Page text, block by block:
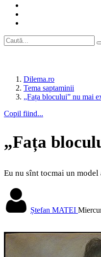
Dilema.ro
Tema saptaminii
„Fața blocului” nu mai
Copil fiind...
„Fața
Eu nu sînt tocmai un
Ștefan MATEI